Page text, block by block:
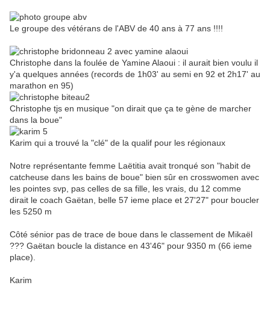
Le groupe des vétérans de l'ABV de 40 ans à 77 ans !!!!
Christophe dans la foulée de Yamine Alaoui : il aurait bien voulu il
y'a quelques années (records de 1h03' au semi en 92 et 2h17' au
marathon en 95)
Christophe tjs en musique "on dirait que ça te gène de marcher
dans la boue"
Karim qui a trouvé la "clé" de la qualif pour les régionaux
Notre représentante femme Laëtitia avait tronqué son "habit de
catcheuse dans les bains de boue" bien sûr en crosswomen avec
les pointes svp, pas celles de sa fille, les vrais, du 12 comme
dirait le coach Gaëtan, belle 57 ieme place et 27'27" pour boucler
les 5250 m
Côté sénior pas de trace de boue dans le classement de Mikaël
??? Gaëtan boucle la distance en 43'46" pour 9350 m (66 ieme
place).
Karim